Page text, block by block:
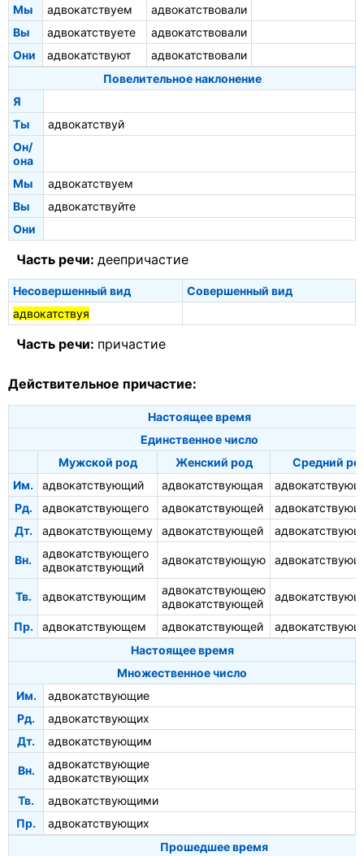
Мы
адвокатствуем
адвокатствовали
Вы
адвокатствуете
адвокатствовали
Они
адвокатствуют
адвокатствовали
Повелительное наклонение
Я
Ты
адвокатствуй
Он/
она
Мы
адвокатствуем
Вы
адвокатствуйте
Они
Часть речи: деепричастие
Несовершенный вид
Совершенный вид
адвокатствуя
Часть речи: причастие
Действительное причастие:
Настоящее время
Единственное число
Мужской род
Женский род
Средний
Им.
адвокатствующий адвокатствующая
Рд.
адвокатствующего адвокатствующей
Дт.
адвокатствующему адвокатствующей
Вн.
адвокатствующего
адвокатствующий
адвокатствующую
Тв. адвокатствующим
адвокатствующею
адвокатствующей
Пр. адвокатствующем адвокатствующей
Настоящее время
Множественное число
Им.
адвокатствующие
Рд.
адвокатствующих
Дт.
адвокатствующим
Вн.
адвокатствующие
адвокатствующих
Тв.
адвокатствующими
Пр.
адвокатствующих
Прошедшее время